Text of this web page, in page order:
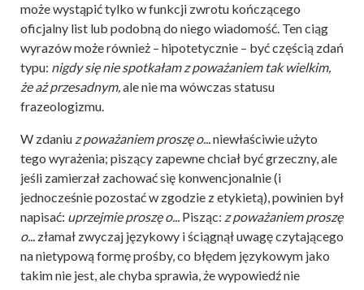
może wystąpić tylko w funkcji zwrotu kończącego
oficjalny list lub podobną do niego wiadomość. Ten ciąg
wyrazów może również – hipotetycznie – być częścią zdań
typu: nigdy się nie spotkałam z poważaniem tak wielkim,
że aż przesadnym,ale nie ma wówczas statusu
frazeologizmu.
W zdaniu z poważaniem proszę o...niewłaściwie użyto
tego wyrażenia; piszący zapewne chciał być grzeczny, ale
jeśli zamierzał zachować się konwencjonalnie (i
jednocześnie pozostać w zgodzie z etykietą), powinien był
napisać: uprzejmie proszę o... Pisząc: z poważaniem proszę
o... złamał zwyczaj językowy i ściągnął uwagę czytającego
na nietypową formę prośby, co błędem językowym jako
takim nie jest, ale chyba sprawia, że wypowiedź nie